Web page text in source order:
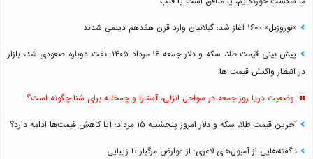
«نوروزبل» ۱۶۰۰ آغاز شد؛ گیلانیان وارد قرن هفدهم دیلمی شدند
پیش بینی قیمت طلا، سکه و دلار جمعه ۱۶ مرداد ۱۴۰۵؛ نفت دوباره صعودی شد، بازار
در انتظار واکنش قیمت ها
وضعیت دریا روز جمعه در سواحل انزلی، آستارا و چمخاله برای شنا چگونه است؟
آخرین قیمت طلا، سکه و دلار امروز پنجشنبه ۱۵ مرداد؛ آیا کاهش قیمت‌ها ادامه دارد؟
ناگفته‌هایی از آمپول‌های لاغری؛ از عوارض مرگبار تا زیبایی